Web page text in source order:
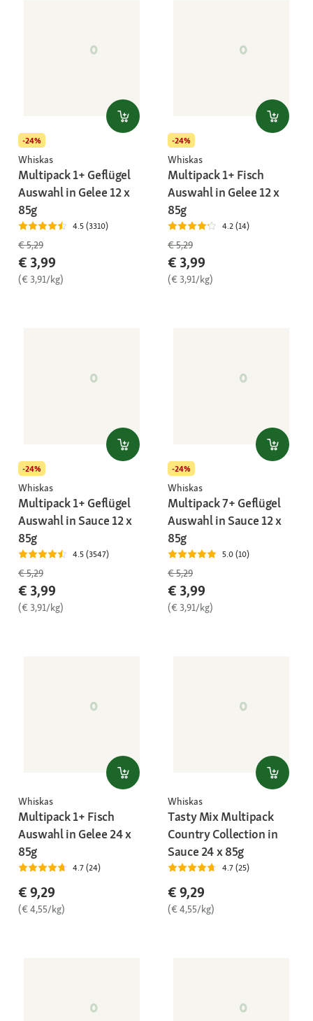
-24%
Whiskas
Multipack 1+ Geflügel
Auswahl in Gelee 12 x
85g
4.5 (3310)
€ 5,29
€ 3,99
(€ 3,91/kg)
-24%
Whiskas
Multipack 1+ Fisch
Auswahl in Gelee 12 x
85g
4.2 (14)
€ 5,29
€ 3,99
(€ 3,91/kg)
-24%
Whiskas
Multipack 1+ Geflügel
Auswahl in Sauce 12 x
85g
4.5 (3547)
€ 5,29
€ 3,99
(€ 3,91/kg)
-24%
Whiskas
Multipack 7+ Geflügel
Auswahl in Sauce 12 x
85g
5.0 (10)
€ 5,29
€ 3,99
(€ 3,91/kg)
Whiskas
Multipack 1+ Fisch
Auswahl in Gelee 24 x
85g
4.7 (24)
€ 9,29
(€ 4,55/kg)
Whiskas
Tasty Mix Multipack
Country Collection in
Sauce 24 x 85g
4.7 (25)
€ 9,29
(€ 4,55/kg)